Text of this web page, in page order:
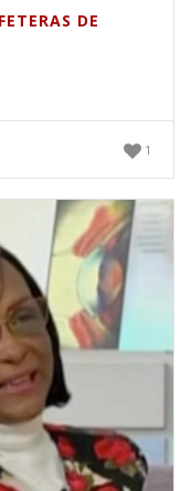
DE
1